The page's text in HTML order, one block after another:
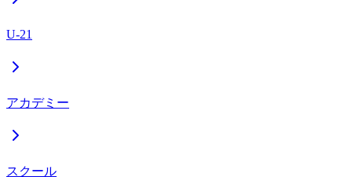
U-21
アカデミー
スクール